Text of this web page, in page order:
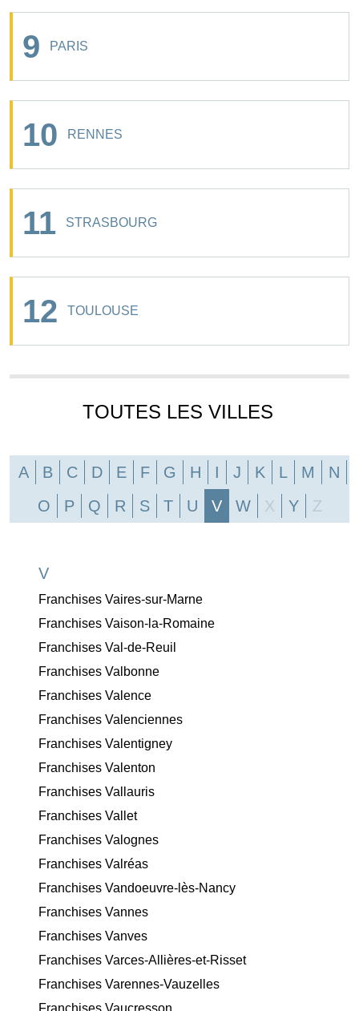
9 PARIS
10 RENNES
11 STRASBOURG
12 TOULOUSE
TOUTES LES VILLES
A B C D E F G H I J K L M
N
O
P Q R S T U V W X Y Z
V
Franchises Vaires-sur-Marne
Franchises Vaison-la-Romaine
Franchises Val-de-Reuil
Franchises Valbonne
Franchises Valence
Franchises Valenciennes
Franchises Valentigney
Franchises Valenton
Franchises Vallauris
Franchises Vallet
Franchises Valognes
Franchises Valréas
Franchises Vandoeuvre-lès-Nancy
Franchises Vannes
Franchises Vanves
Franchises Varces-Allières-et-Risset
Franchises Varennes-Vauzelles